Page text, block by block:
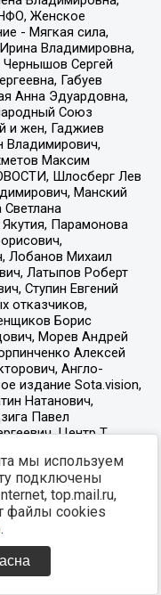
мы используем
подключены
top.mail.ru,
файлы cookies